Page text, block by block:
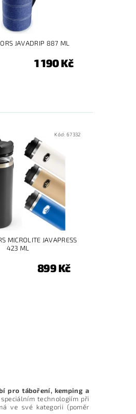
JAVADRIP 887 ML
1 190 Kč
Kód:67332
MICROLITE JAVAPRESS
423 ML
899 Kč
pro táboření, kemping a
technologiím při
ve své kategorii (poměr